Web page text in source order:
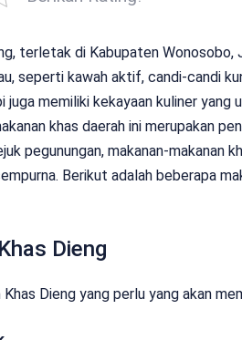
terletak di Kabupaten Wonosobo,
seperti kawah aktif, candi-candi
juga memiliki kekayaan kuliner yang
khas daerah ini merupakan
pegunungan, makanan-makanan
Berikut adalah beberapa
Dieng
Dieng yang perlu yang akan